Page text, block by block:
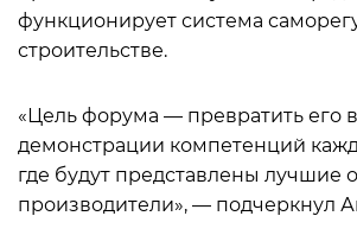
функционирует система
строительстве.
«Цель форума — превратить его
демонстрации компетенций
где будут представлены лучшие
производители», — подчеркнул